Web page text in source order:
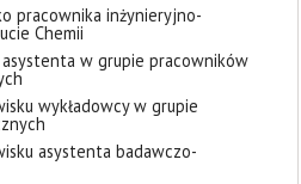
pracownika inżynieryjno-
Chemii
w grupie pracowników
wykładowcy w grupie
asystenta badawczo-